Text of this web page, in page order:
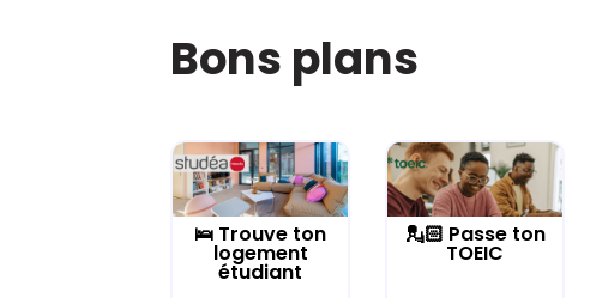
Bons plans
🛌 Trouve ton
logement
étudiant
💂🏻 Passe ton
TOEIC